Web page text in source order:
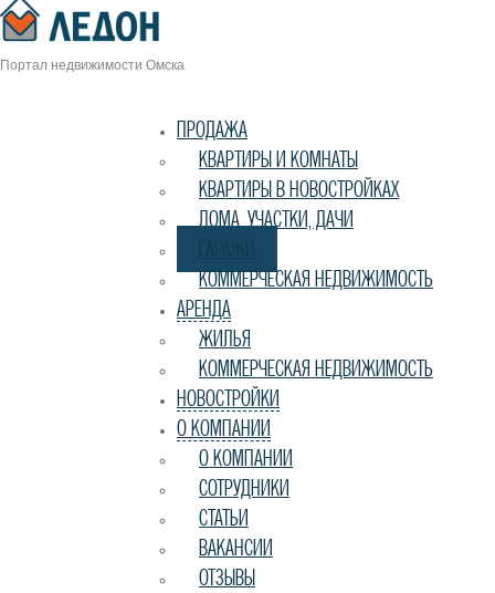
navigation
Портал недвижимости Омска
ПРОДАЖА
КВАРТИРЫ И КОМНАТЫ
КВАРТИРЫ В НОВОСТРОЙКАХ
ДОМА, УЧАСТКИ, ДАЧИ
КОММЕРЧЕСКАЯ НЕДВИЖИМОСТЬ
АРЕНДА
ЖИЛЬЯ
КОММЕРЧЕСКАЯ НЕДВИЖИМОСТЬ
НОВОСТРОЙКИ
О КОМПАНИИ
О КОМПАНИИ
СОТРУДНИКИ
СТАТЬИ
ВАКАНСИИ
ОТЗЫВЫ